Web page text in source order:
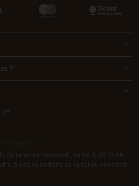
?
du lundi au vendredi, au 06 15 39 73 66.
à vos questions du lundi au vendredi